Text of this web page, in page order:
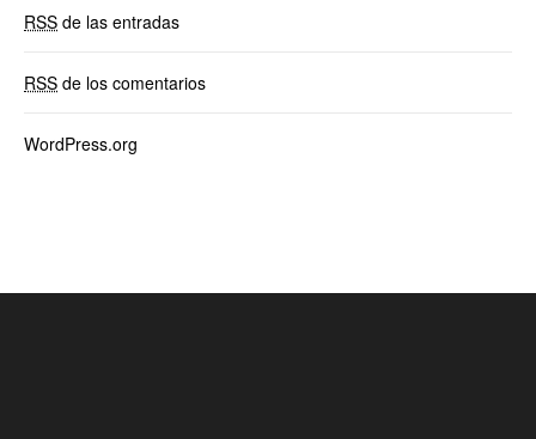
RSS de las entradas
RSS de los comentarios
WordPress.org